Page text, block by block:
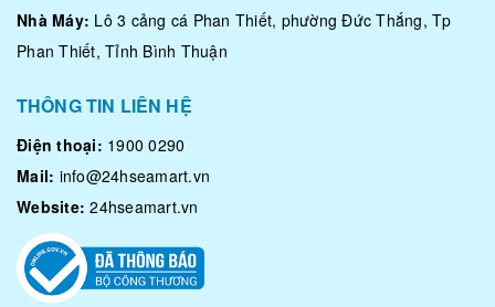
Cá chuỗi ngọc
Cá chuối ngọc làm món gì ngon?
Khách mua cá về có thể làm món nướng, nấu lẩu, chiên
giòn hoặc om dưa rất ngon.
Nhà Máy: Lô 3 cảng cá Phan Thiết, phường Đức Thắng, Tp
Phan Thiết, Tỉnh Bình Thuận
THÔNG TIN LIÊN HỆ
Điện thoại: 1900 0290
Mail: info@24hseamart.vn
Website: 24hseamart.vn